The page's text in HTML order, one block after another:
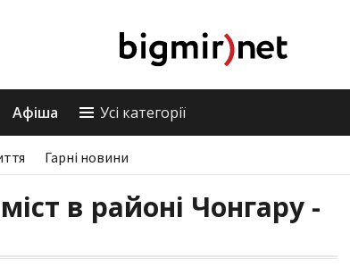
Афіша Усі категорії
Гарні новини
в районі Чонгару -